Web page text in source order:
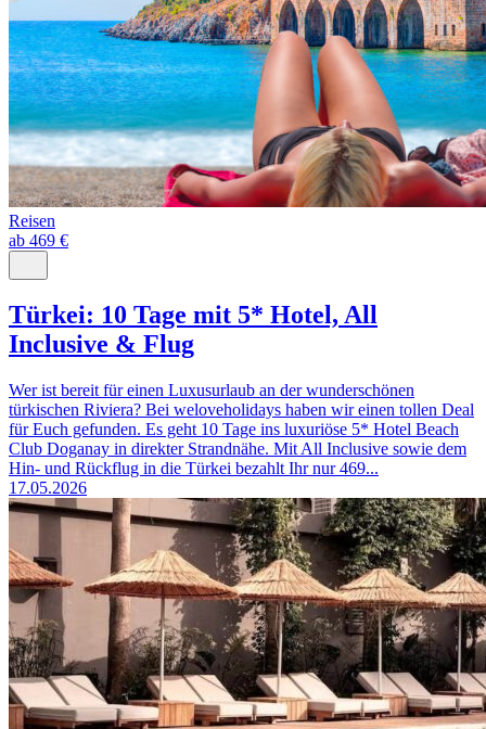
Reisen
ab 469 €
Türkei: 10 Tage mit 5* Hotel, All
Inclusive & Flug
Wer ist bereit für einen Luxusurlaub an der wunderschönen
türkischen Riviera? Bei weloveholidays haben wir einen tollen Deal
für Euch gefunden. Es geht 10 Tage ins luxuriöse 5* Hotel Beach
Club Doganay in direkter Strandnähe. Mit All Inclusive sowie dem
Hin- und Rückflug in die Türkei bezahlt Ihr nur 469...
17.05.2026